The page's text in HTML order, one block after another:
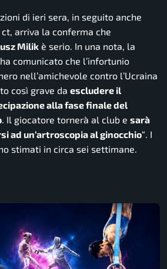
di ieri sera, in seguito anche
arriva la conferma che
Milik è serio. In una nota, la
comunicato che l’infortunio
nell’amichevole contro l’Ucraina
così grave da escludere il
alla fase finale del
. Il giocatore tornerà al club e sarà
ad un’artroscopia al ginocchio“. I
stimati in circa sei settimane.